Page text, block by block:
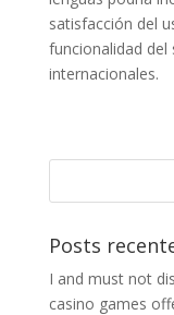
satisfacción del
funcionalidad del
internacionales.
Posts
I and must not
casino games